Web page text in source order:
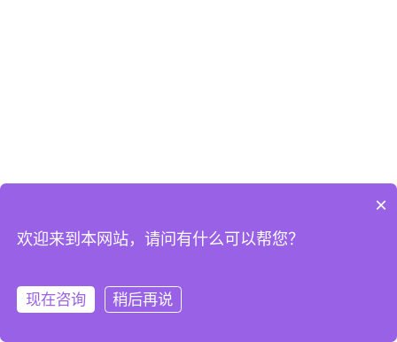
×
欢迎来到本网站，请问有什么可以帮您？
现在咨询 稍后再说